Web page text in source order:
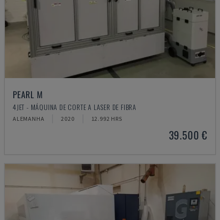
PEARL M
4JET - MÁQUINA DE CORTE A LASER DE FIBRA
ALEMANHA 2020 12.992 HRS
39.500 €